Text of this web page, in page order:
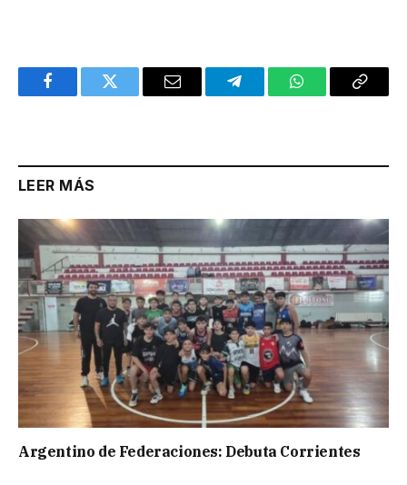
FacebookTwitter Email TelegramWhatsAppCopy
LEER MÁS
Argentino de Federaciones: Debuta Corrientes